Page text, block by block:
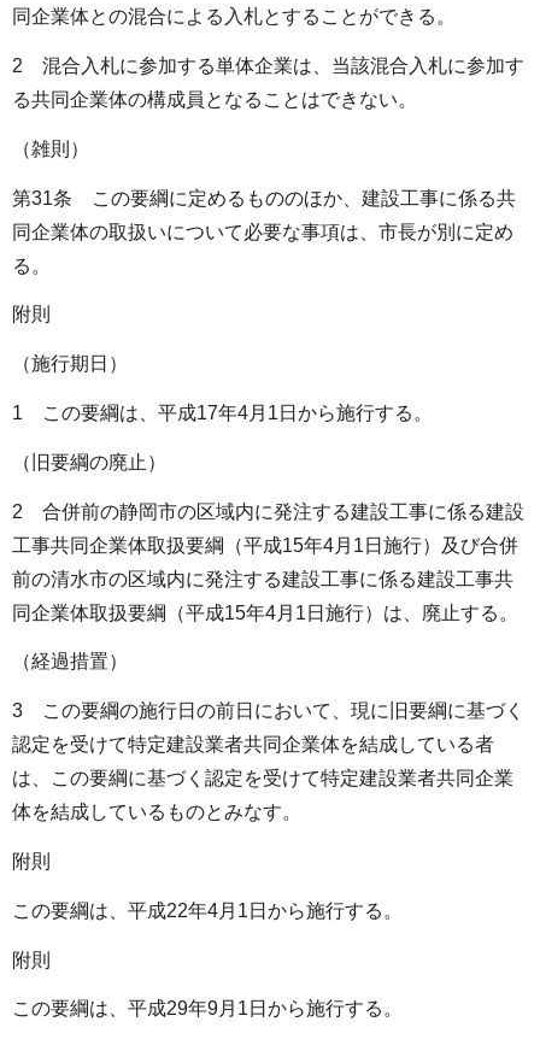
同企業体との混合による入札とすることができる。
2 混合入札に参加する単体企業は、当該混合入札に参加す
る共同企業体の構成員となることはできない。
（雑則）
第31条 この要綱に定めるもののほか、建設工事に係る共
同企業体の取扱いについて必要な事項は、市長が別に定め
る。
附則
（施行期日）
1 この要綱は、平成17年4月1日から施行する。
（旧要綱の廃止）
2 合併前の静岡市の区域内に発注する建設工事に係る建設
工事共同企業体取扱要綱（平成15年4月1日施行）及び合併
前の清水市の区域内に発注する建設工事に係る建設工事共
同企業体取扱要綱（平成15年4月1日施行）は、廃止する。
（経過措置）
3 この要綱の施行日の前日において、現に旧要綱に基づく
認定を受けて特定建設業者共同企業体を結成している者
は、この要綱に基づく認定を受けて特定建設業者共同企業
体を結成しているものとみなす。
附則
この要綱は、平成22年4月1日から施行する。
附則
この要綱は、平成29年9月1日から施行する。